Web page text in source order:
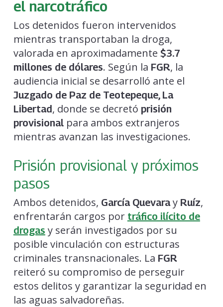
el narcotráfico
Los detenidos fueron intervenidos
mientras transportaban la droga,
valorada en aproximadamente $3.7
millones de dólares. Según la FGR, la
audiencia inicial se desarrolló ante el
Juzgado de Paz de Teotepeque, La
Libertad, donde se decretó prisión
provisionalpara ambos extranjeros
mientras avanzan las investigaciones.
Prisión provisional y próximos
pasos
Ambos detenidos, García Quevaray Ruíz,
enfrentarán cargos por tráfico ilícito de
drogas y serán investigados por su
posible vinculación con estructuras
criminales transnacionales. La FGR
reiteró su compromiso de perseguir
estos delitos y garantizar la seguridad en
las aguas salvadoreñas.